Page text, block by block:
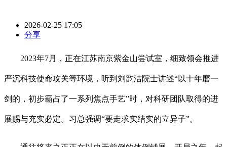
2026-02-25 17:05
分享
2023年7月，正在江苏南京紫金山尝试室，细致领会推进
严沉科技使命攻关等环境，听到刘韵洁院士讲述“以十年磨一
剑的，初步霸占了一系列焦点手艺”时，对科研团队取得的进
展赐与充实必定。习总强调“要走求实结实的立异子”。